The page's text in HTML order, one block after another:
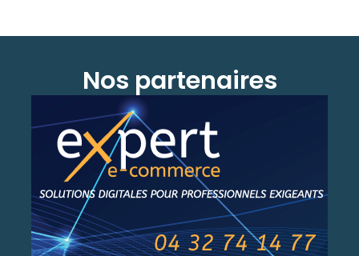
Nos partenaires